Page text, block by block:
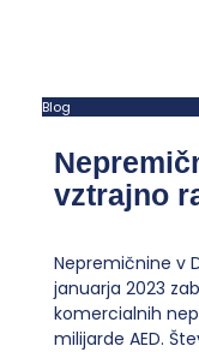
Blog
vztrajno
Nepremičnine v
januarja 2023
komercialnih
milijarde AED.